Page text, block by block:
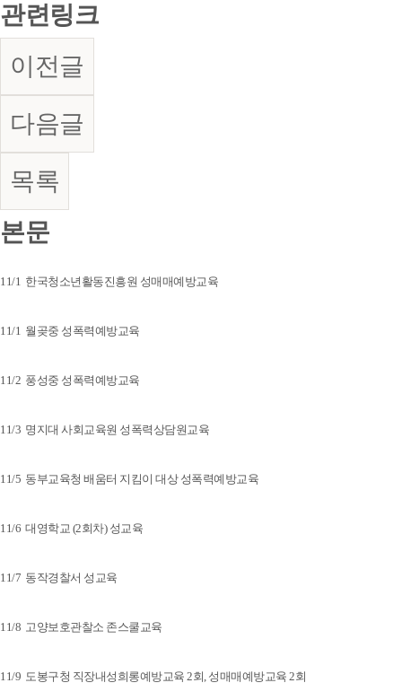
관련링크
이전글
다음글
목록
본문
11/1 한국청소년활동진흥원 성매매예방교육
11/1 월곶중 성폭력예방교육
11/2 풍성중 성폭력예방교육
11/3 명지대 사회교육원 성폭력상담원교육
11/5 동부교육청 배움터 지킴이 대상 성폭력예방교육
11/6 대영학교 (2회차) 성교육
11/7 동작경찰서 성교육
11/8 고양보호관찰소 존스쿨교육
11/9 도봉구청 직장내성희롱예방교육 2회, 성매매예방교육 2회